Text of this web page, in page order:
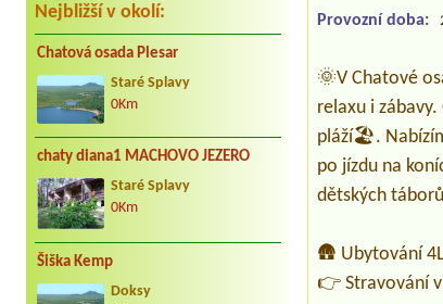
Nejbližší v okolí:
Chatová osada Plesar
Staré Splavy
0Km
chaty diana1 MACHOVO JEZERO
Staré Splavy
0Km
Šiška Kemp
Doksy
Provozní doba:
🌞V Chatové
relaxu i
pláží🏖️.
po jízdu na
dětských
🛖 Ubytování
👉 Stravování